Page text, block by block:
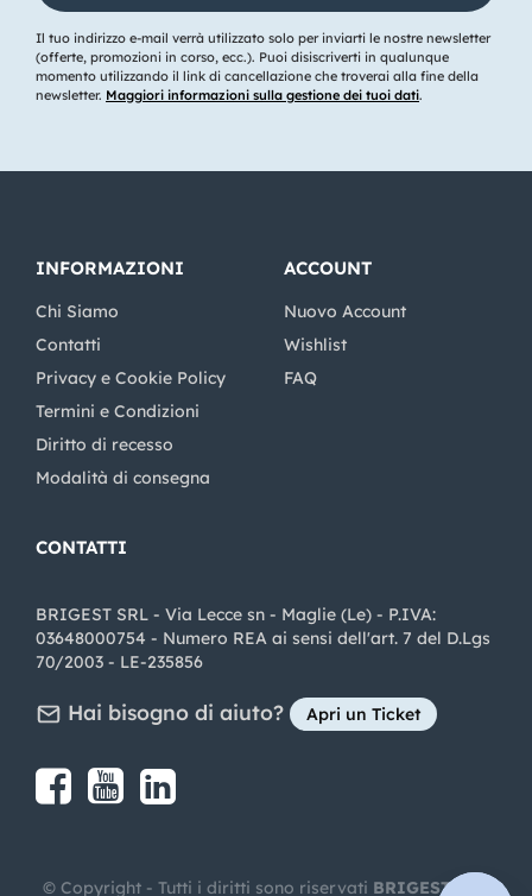
Il tuo indirizzo e-mail verrà utilizzato solo per inviarti le nostre newsletter
(offerte, promozioni in corso, ecc.). Puoi disiscriverti in qualunque
momento utilizzando il link di cancellazione che troverai alla fine della
newsletter. Maggiori informazioni sulla gestione dei tuoi dati.
INFORMAZIONI
Chi Siamo
Contatti
Privacy e Cookie Policy
Termini e Condizioni
Diritto di recesso
Modalità di consegna
ACCOUNT
Nuovo Account
Wishlist
FAQ
CONTATTI
BRIGEST SRL - Via Lecce sn - Maglie (Le) - P.IVA:
03648000754 - Numero REA ai sensi dell'art. 7 del D.Lgs
70/2003 - LE-235856
Hai bisogno di aiuto? Apri un Ticket
Share on Facebook
Share on youtube
© Copyright - Tutti i diritti sono riservati BRIGEST SRL